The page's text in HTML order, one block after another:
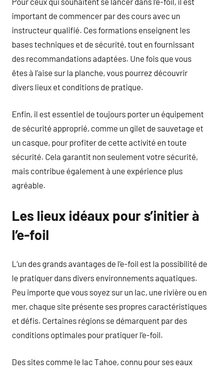
important de commencer par des cours avec un
instructeur qualifié. Ces formations enseignent les
bases techniques et de sécurité, tout en fournissant
des recommandations adaptées. Une fois que vous
êtes à l’aise sur la planche, vous pourrez découvrir
divers lieux et conditions de pratique.
Enfin, il est essentiel de toujours porter un équipement
de sécurité approprié, comme un gilet de sauvetage et
un casque, pour profiter de cette activité en toute
sécurité. Cela garantit non seulement votre sécurité,
mais contribue également à une expérience plus
agréable.
Les lieux idéaux pour s’initier à
l’e-foil
L’un des grands avantages de l’e-foil est la possibilité de
le pratiquer dans divers environnements aquatiques.
Peu importe que vous soyez sur un lac, une rivière ou en
mer, chaque site présente ses propres caractéristiques
et défis. Certaines régions se démarquent par des
conditions optimales pour pratiquer l’e-foil.
Des sites comme le lac Tahoe, connu pour ses eaux